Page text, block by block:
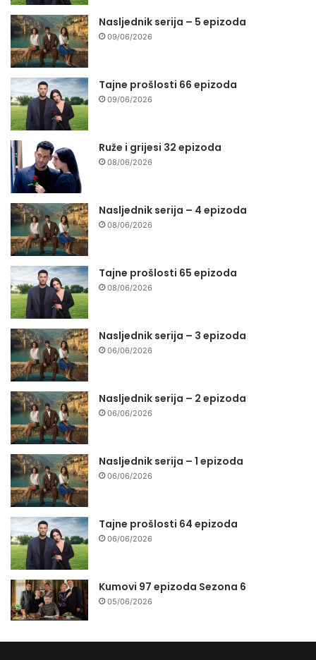
Nasljednik serija – 5 epizoda
09/06/2026
Tajne prošlosti 66 epizoda
09/06/2026
Ruže i grijesi 32 epizoda
08/06/2026
Nasljednik serija – 4 epizoda
08/06/2026
Tajne prošlosti 65 epizoda
08/06/2026
Nasljednik serija – 3 epizoda
06/06/2026
Nasljednik serija – 2 epizoda
06/06/2026
Nasljednik serija – 1 epizoda
06/06/2026
Tajne prošlosti 64 epizoda
06/06/2026
Kumovi 97 epizoda Sezona 6
05/06/2026